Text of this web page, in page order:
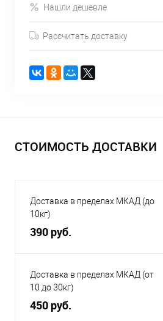
Нашли дешевле
Рассчитать доставку
СТОИМОСТЬ ДОСТАВКИ
Доставка в пределах МКАД (до
10кг)
390 руб.
Доставка в пределах МКАД (от
10 до 30кг)
450 руб.